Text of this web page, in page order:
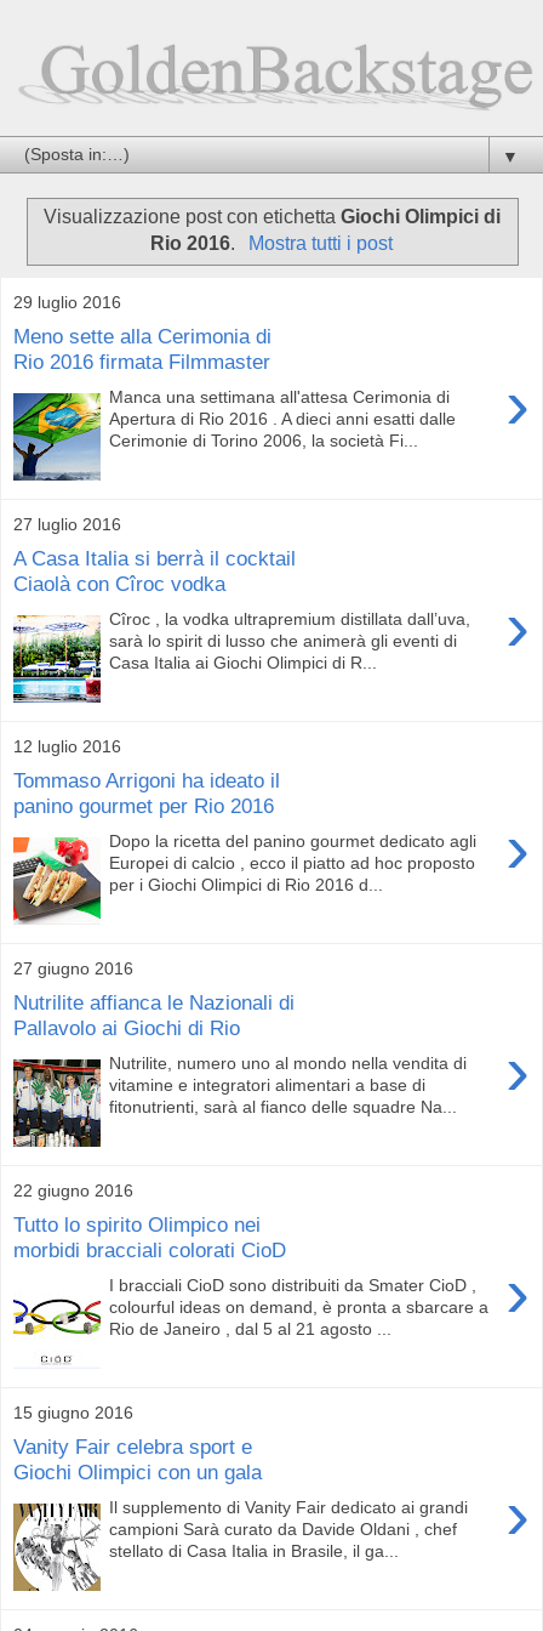
▼
Visualizzazione post con etichetta Giochi Olimpici di
Rio 2016. Mostra tutti i post
29 luglio 2016
Meno sette alla Cerimonia di
Rio 2016 firmata Filmmaster
›
Manca una settimana all'attesa Cerimonia di
Apertura di Rio 2016 . A dieci anni esatti dalle
Cerimonie di Torino 2006, la società Fi...
27 luglio 2016
A Casa Italia si berrà il cocktail
Ciaolà con Cîroc vodka
›
Cîroc , la vodka ultrapremium distillata dall’uva,
sarà lo spirit di lusso che animerà gli eventi di
Casa Italia ai Giochi Olimpici di R...
12 luglio 2016
Tommaso Arrigoni ha ideato il
panino gourmet per Rio 2016
›
Dopo la ricetta del panino gourmet dedicato agli
Europei di calcio , ecco il piatto ad hoc proposto
per i Giochi Olimpici di Rio 2016 d...
27 giugno 2016
Nutrilite affianca le Nazionali di
Pallavolo ai Giochi di Rio
›
Nutrilite, numero uno al mondo nella vendita di
vitamine e integratori alimentari a base di
fitonutrienti, sarà al fianco delle squadre Na...
22 giugno 2016
Tutto lo spirito Olimpico nei
morbidi bracciali colorati CioD
›
I bracciali CioD sono distribuiti da Smater CioD ,
colourful ideas on demand, è pronta a sbarcare a
Rio de Janeiro , dal 5 al 21 agosto ...
15 giugno 2016
Vanity Fair celebra sport e
Giochi Olimpici con un gala
›
Il supplemento di Vanity Fair dedicato ai grandi
campioni Sarà curato da Davide Oldani , chef
stellato di Casa Italia in Brasile, il ga...